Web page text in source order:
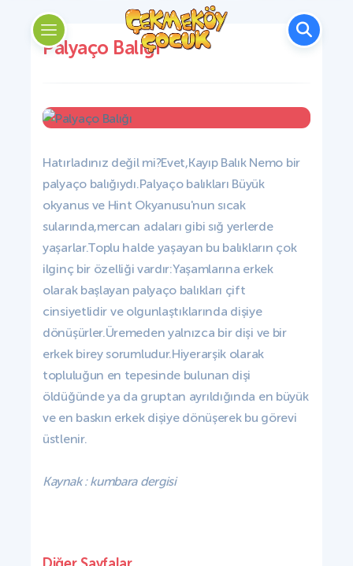
Palyaço Balığı
Hatırladınız değil mi?Evet,Kayıp Balık Nemo bir
palyaço balığıydı.Palyaço balıkları Büyük
okyanus ve Hint Okyanusu'nun sıcak
sularında,mercan adaları gibi sığ yerlerde
yaşarlar.Toplu halde yaşayan bu balıkların çok
ilginç bir özelliği vardır:Yaşamlarına erkek
olarak başlayan palyaço balıkları çift
cinsiyetlidir ve olgunlaştıklarında dişiye
dönüşürler.Üremeden yalnızca bir dişi ve bir
erkek birey sorumludur.Hiyerarşik olarak
topluluğun en tepesinde bulunan dişi
öldüğünde ya da gruptan ayrıldığında en büyük
ve en baskın erkek dişiye dönüşerek bu görevi
üstlenir.
Kaynak : kumbara dergisi